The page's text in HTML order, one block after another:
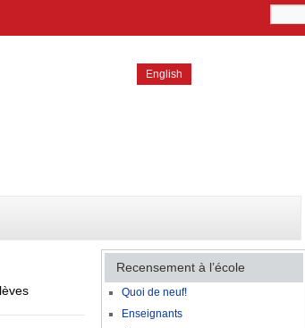
English
Recensement à l’école
Quoi de neuf!
Enseignants